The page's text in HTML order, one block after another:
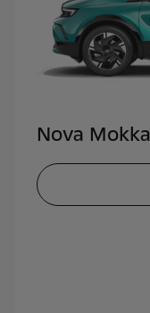
Nova Mokka